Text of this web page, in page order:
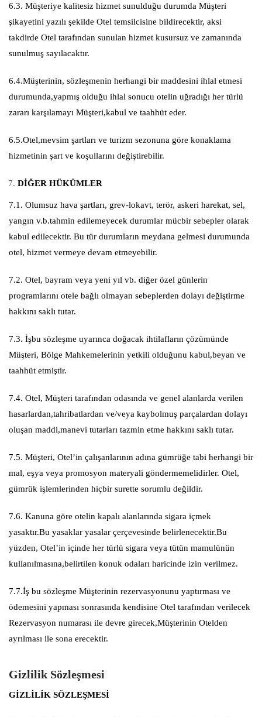
6.3. Müşteriye kalitesiz hizmet sunulduğu durumda Müşteri
şikayetini yazılı şekilde Otel temsilcisine bildirecektir, aksi
takdirde Otel tarafından sunulan hizmet kusursuz ve zamanında
sunulmuş sayılacaktır.
6.4.Müşterinin, sözleşmenin herhangi bir maddesini ihlal etmesi
durumunda,yapmış olduğu ihlal sonucu otelin uğradığı her türlü
zararı karşılamayı Müşteri,kabul ve taahhüt eder.
6.5.Otel,mevsim şartları ve turizm sezonuna göre konaklama
hizmetinin şart ve koşullarını değiştirebilir.
DİĞER HÜKÜMLER
7.1. Olumsuz hava şartları, grev-lokavt, terör, askeri harekat, sel,
yangın v.b.tahmin edilemeyecek durumlar mücbir sebepler olarak
kabul edilecektir. Bu tür durumların meydana gelmesi durumunda
otel, hizmet vermeye devam etmeyebilir.
7.2. Otel, bayram veya yeni yıl vb. diğer özel günlerin
programlarını otele bağlı olmayan sebeplerden dolayı değiştirme
hakkını saklı tutar.
7.3. İşbu sözleşme uyarınca doğacak ihtilafların çözümünde
Müşteri, Bölge Mahkemelerinin yetkili olduğunu kabul,beyan ve
taahhüt etmiştir.
7.4. Otel, Müşteri tarafından odasında ve genel alanlarda verilen
hasarlardan,tahribatlardan ve/veya kaybolmuş parçalardan dolayı
oluşan maddi,manevi tutarları tazmin etme hakkını saklı tutar.
7.5. Müşteri, Otel’in çalışanlarının adına gümrüğe tabi herhangi bir
mal, eşya veya promosyon materyali göndermemelidirler. Otel,
gümrük işlemlerinden hiçbir surette sorumlu değildir.
7.6. Kanuna göre otelin kapalı alanlarında sigara içmek
yasaktır.Bu yasaklar yasalar çerçevesinde belirlenecektir.Bu
yüzden, Otel’in içinde her türlü sigara veya tütün mamulünün
kullanılmasına,belirtilen konuk odaları haricinde izin verilmez.
7.7.İş bu sözleşme Müşterinin rezervasyonunu yaptırması ve
ödemesini yapması sonrasında kendisine Otel tarafından verilecek
Rezervasyon numarası ile devre girecek,Müşterinin Otelden
ayrılması ile sona erecektir.
Gizlilik Sözleşmesi
GİZLİLİK SÖZLEŞMESİ